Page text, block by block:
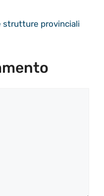
strutture provinciali